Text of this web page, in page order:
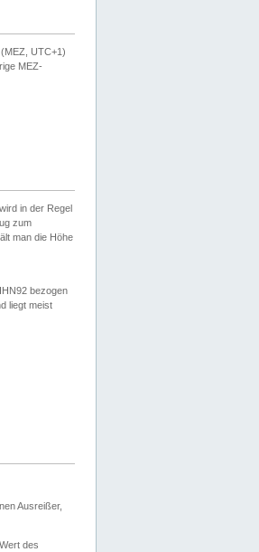
UTC+1)
MEZ-
in der Regel
zum
man die Höhe
bezogen
liegt meist
Ausreißer,
des